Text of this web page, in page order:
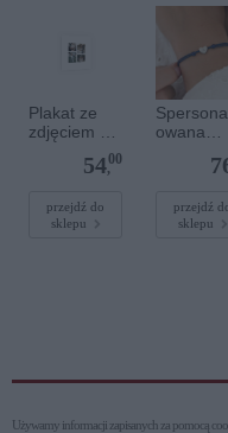
Plakat ze
zdjęciem 20
54,
00
przejdź do
sklepu
owana
Srebrne
serce
przejdź
sklepu
Używamy informacji zapisanych za pomocą